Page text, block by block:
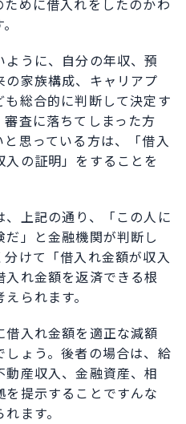
めに借入れをしたのかわ
うに、自分の年収、預
家族構成、キャリアプ
総合的に判断して決定す
査に落ちてしまった方
思っている方は、「借入
の証明」をすることを
上記の通り、「この人に
」と金融機関が判断し
けて「借入れ金額が収入
れ金額を返済できる根
られます。
入れ金額を適正な減額
ょう。後者の場合は、給
産収入、金融資産、相
提示することですんな
ます。